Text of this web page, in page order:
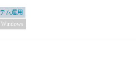
ム運用
Windows